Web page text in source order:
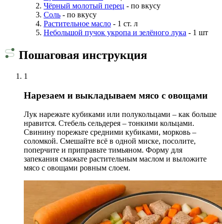
Чёрный молотый перец - по вкусу
Соль - по вкусу
Растительное масло - 1 ст. л
Небольшой пучок укропа и зелёного лука - 1 шт
Пошаговая инструкция
1
Нарезаем и выкладываем мясо с овощами
Лук нарежьте кубиками или полукольцами – как больше
нравится. Стебель сельдерея – тонкими кольцами.
Свинину порежьте средними кубиками, морковь –
соломкой. Смешайте всё в одной миске, посолите,
поперчите и приправьте тимьяном. Форму для
запекания смажьте растительным маслом и выложите
мясо с овощами ровным слоем.